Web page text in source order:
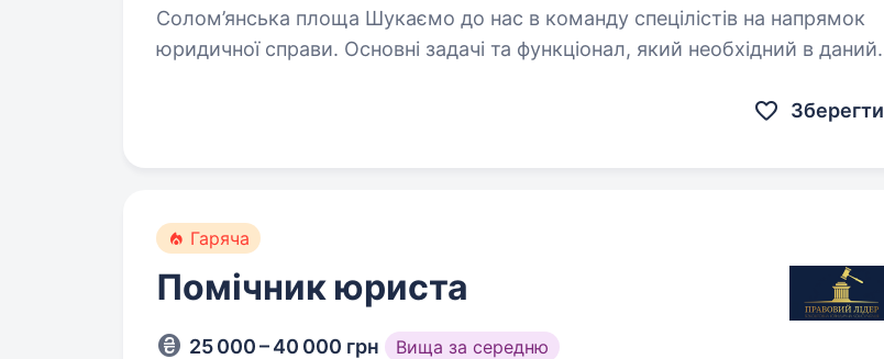
Солом’янська площа Шукаємо до нас в команду спецілістів на напрямок
юридичної справи. Основні задачі та функціонал, який необхідний в даний
Зберегти
Гаряча
Помічник юриста
25 000 – 40 000 грн Вища за середню